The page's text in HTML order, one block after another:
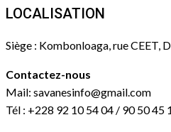
LOCALISATION
Siège : Kombonloaga, rue CEET,
Contactez-nous
Mail: savanesinfo@gmail.com
Tél : +228 92 10 54 04 / 90 50 45